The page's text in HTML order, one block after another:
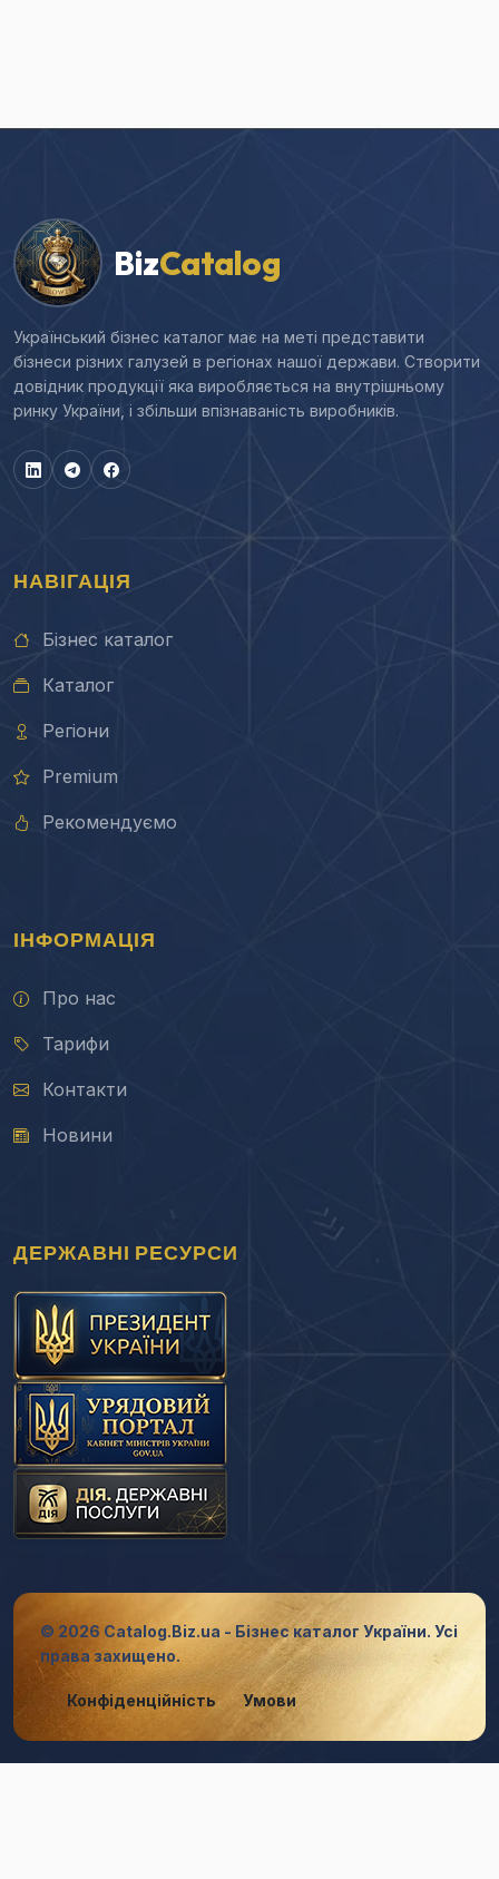
BizCatalog
Український бізнес каталог має на меті представити
бізнеси різних галузей в регіонах нашої держави. Створити
довідник продукції яка виробляється на внутрішньому
ринку України, і збільши впізнаваність виробників.
НАВІГАЦІЯ
Бізнес каталог
Каталог
Регіони
Premium
Рекомендуємо
ІНФОРМАЦІЯ
Про нас
Тарифи
Контакти
Новини
ДЕРЖАВНІ РЕСУРСИ
© 2026 Catalog.Biz.ua - Бізнес каталог України. Усі
права захищено.
Конфіденційність Умови